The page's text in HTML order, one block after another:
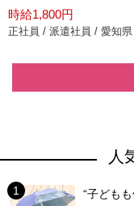
時給1,800円
正社員 / 派遣社員 / 愛知県
人
“子ども